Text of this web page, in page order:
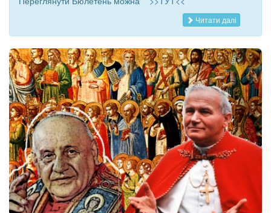
Читати далі